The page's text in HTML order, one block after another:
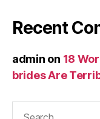
Recent
admin on 18
brides Are